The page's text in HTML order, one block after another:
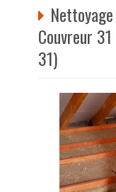
Couvreur
31)